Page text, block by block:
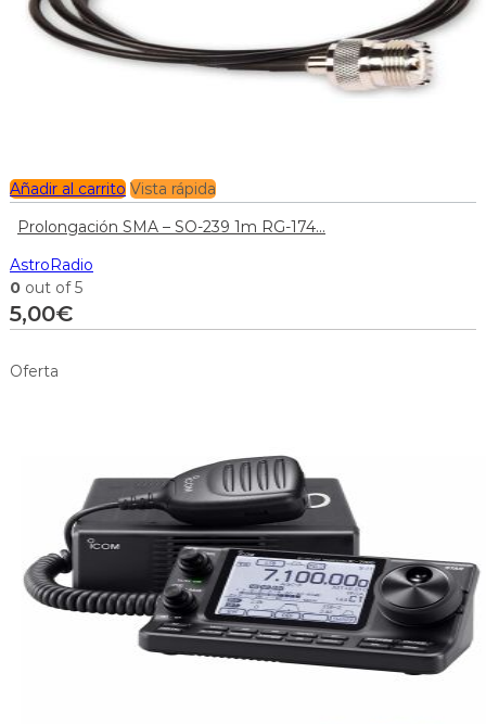
Añadir al carrito Vista rápida
Prolongación SMA – SO-239 1m RG-174...
AstroRadio
0 out of 5
5,00€
Oferta